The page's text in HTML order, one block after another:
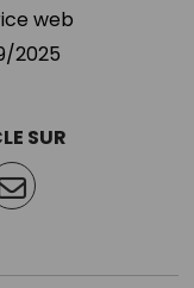
web
2025
SUR